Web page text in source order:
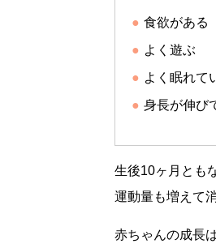
食欲がある
よく遊ぶ
よく眠れて
身長が伸び
生後10ヶ月とも
運動量も増えて
赤ちゃんの成長